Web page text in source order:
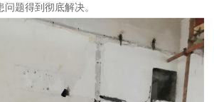
题得到彻底解决。